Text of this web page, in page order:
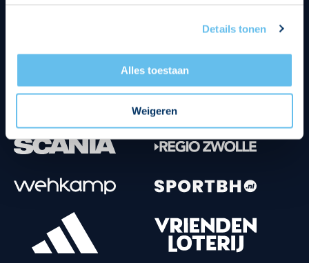
Details tonen
Alles toestaan
Weigeren